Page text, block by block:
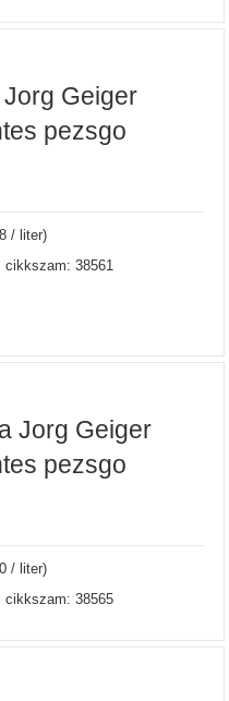
Geiger
pezsgo
/ liter)
cikkszam: 38561
Jorg Geiger
pezsgo
/ liter)
cikkszam: 38565